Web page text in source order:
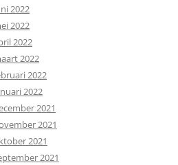
2022
2022
2022
2022
2022
2022
2021
2021
2021
2021